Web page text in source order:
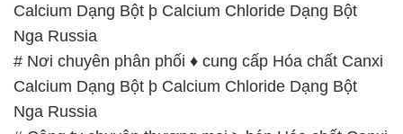
Calcium Dạng Bột þ Calcium Chloride Dạng Bột
Nga Russia
# Nơi chuyên phân phối ♦ cung cấp Hóa chất Canxi
Calcium Dạng Bột þ Calcium Chloride Dạng Bột
Nga Russia